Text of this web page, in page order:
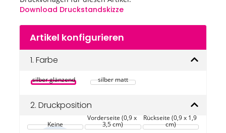
Download Druckstandskizze
Zum
Anfang
Bildgalerie
Artikel konfigurieren
1. Farbe
silber glänzend silber matt
2. Druckposition
Keine
Vorderseite (0,9 x
3,5 cm)
Rückseite (0,9 x 1,9
cm)